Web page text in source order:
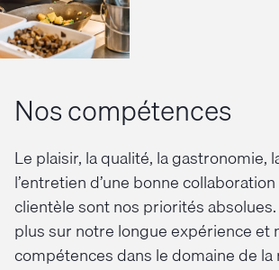
Nos compétences
Le plaisir, la qualité, la gastronomie,
l’entretien d’une bonne
clientèle sont nos priorités
plus sur notre longue expérience et
compétences dans le domaine de la